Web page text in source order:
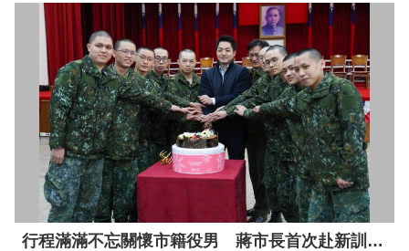
行程滿滿不忘關懷市籍役男 蔣市長首次赴新訓中心兵役慰勞